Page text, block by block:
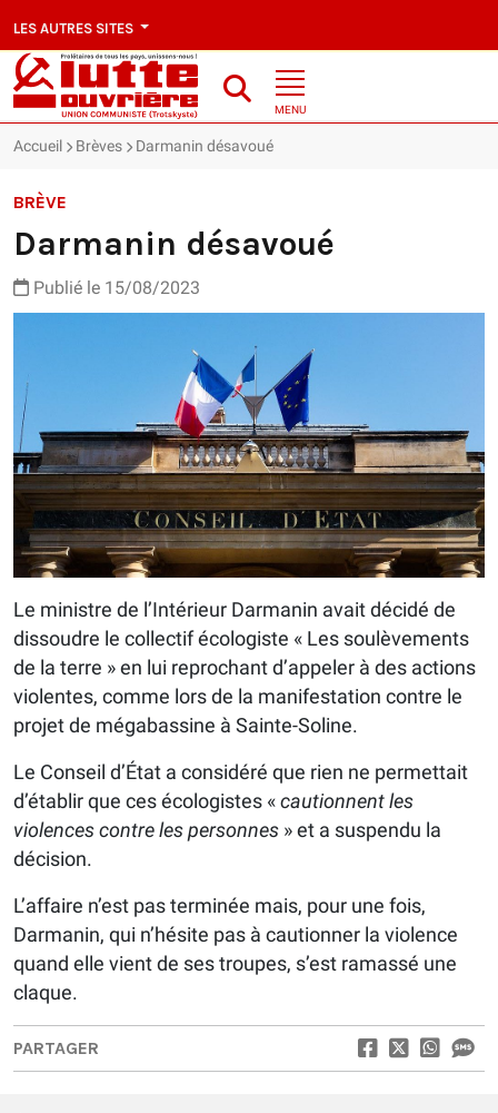
LES AUTRES SITES
MENU
Accueil Brèves Darmanin désavoué
BRÈVE
Darmanin désavoué
Publié le 15/08/2023
Le ministre de l’Intérieur Darmanin avait décidé de
dissoudre le collectif écologiste « Les soulèvements
de la terre » en lui reprochant d’appeler à des actions
violentes, comme lors de la manifestation contre le
projet de mégabassine à Sainte-Soline.
Le Conseil d’État a considéré que rien ne permettait
d’établir que ces écologistes «cautionnent les
violences contre les personnes » et a suspendu la
décision.
L’affaire n’est pas terminée mais, pour une fois,
Darmanin, qui n’hésite pas à cautionner la violence
quand elle vient de ses troupes, s’est ramassé une
claque.
PARTAGER